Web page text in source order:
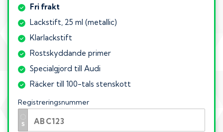
Fri frakt
Lackstift, 25 ml (metallic)
Klarlackstift
Rostskyddande primer
Specialgjord till Audi
Räcker till 100-tals stenskott
Registreringsnummer